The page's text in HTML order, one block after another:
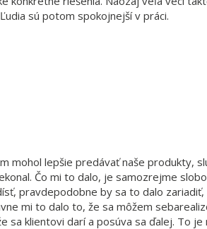
sú potom spokojnejší v práci.
mohol lepšie predávať naše produkty,
Čo mi to dalo, je samozrejme
pravdepodobne by sa to dalo
mi to dalo to, že sa môžem
klientovi darí a posúva sa ďalej. To je